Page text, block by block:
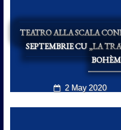
TEATRO ALLA SCALA
SEPTEMBRIE CU „LA
2 May 2020